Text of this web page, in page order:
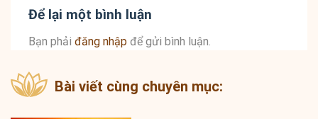
Để lại một bình luận
Bạn phải đăng nhập để gửi bình luận.
Bài viết cùng chuyên mục: